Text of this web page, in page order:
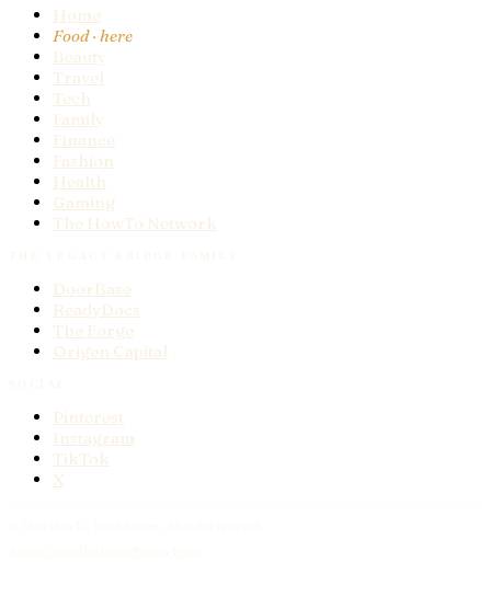
Home
Food· here
Beauty
Travel
Tech
Family
Finance
Fashion
Health
Gaming
The HowTo Network
DoorBase
ReadyDocs
The Forge
Origen Capital
Pinterest
Instagram
TikTok
X